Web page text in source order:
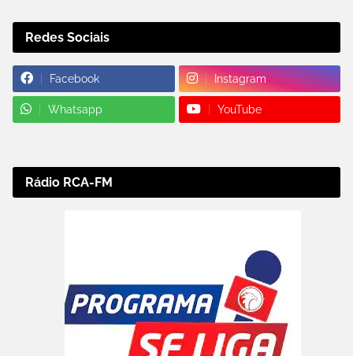
Redes Sociais
Facebook Instagram
Whatsapp YouTube
Rádio RCA-FM